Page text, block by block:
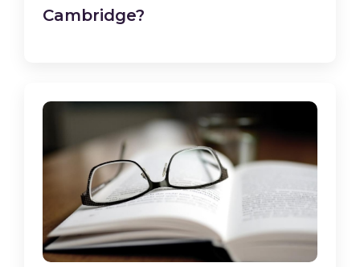
Cambridge?